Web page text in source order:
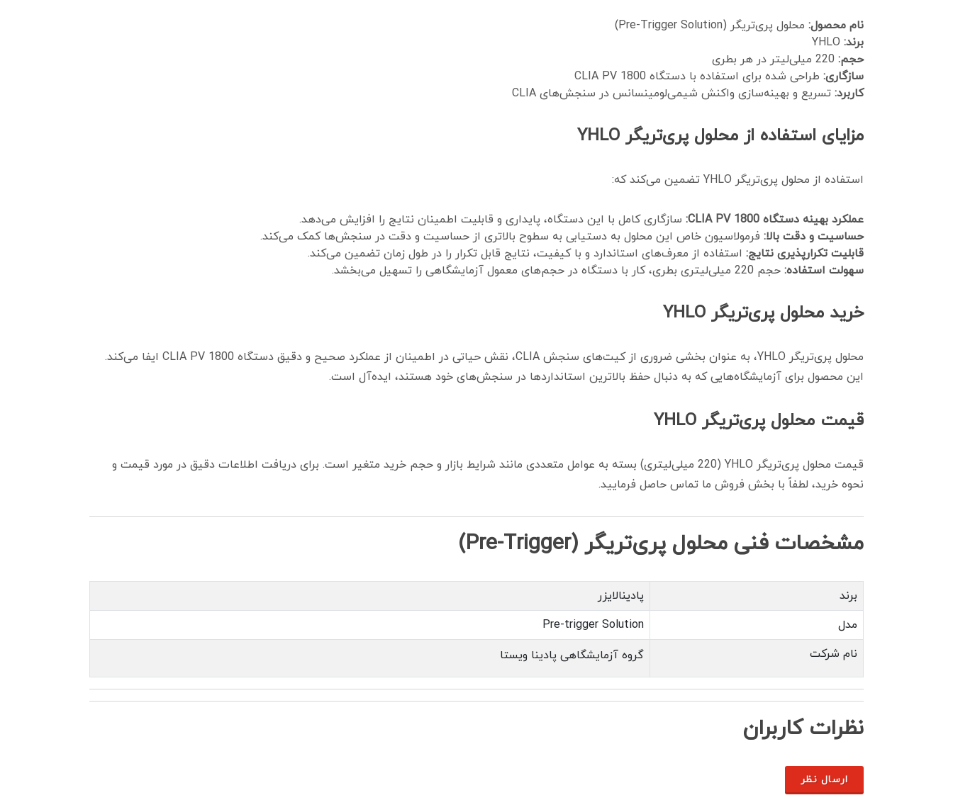
نام محصول: محلول پری‌تریگر (Pre-Trigger Solution)
برند:
حجم:
سازگاری: طراحی شده برای استفاده با دستگاه CLIA PV 1800
کاربرد: تسریع و بهینه‌سازی واکنش شیمی‌لومینسانس در سنجش‌های CLIA
مزایای استفاده از محلول پری‌تریگر YHLO
استفاده از محلول پری‌تریگر YHLO تضمین می‌کند که:
عملکرد بهینه دستگاه CLIA PV 1800:
سازگاری کامل با این دستگاه، پایداری و قابلیت اطمینان نتایج را افزایش می‌دهد.
حساسیت و دقت بالا: فرمولاسیون خاص این محلول به دستیابی به سطوح بالاتری از حساسیت و دقت در سنجش‌ها کمک می‌کند.
قابلیت تکرارپذیری نتایج: استفاده از معرف‌های استاندارد و با کیفیت، نتایج قابل تکرار را در طول زمان تضمین می‌کند.
سهولت استفاده: حجم 220 میلی‌لیتری بطری، کار با دستگاه در حجم‌های معمول آزمایشگاهی را تسهیل می‌بخشد.
خرید محلول پری‌تریگر YHLO
محلول پری‌تریگر YHLO، به عنوان بخشی ضروری از کیت‌های سنجش CLIA، نقش حیاتی در اطمینان از عملکرد صحیح و دقیق دستگاه CLIA PV 1800 ایفا می‌کند.
این محصول برای آزمایشگاه‌هایی که به دنبال حفظ بالاترین استانداردها در سنجش‌های خود هستند، ایده‌آل است.
قیمت محلول پری‌تریگر YHLO
قیمت محلول پری‌تریگر YHLO (220 میلی‌لیتری) بسته به عوامل متعددی مانند شرایط بازار و حجم خرید متغیر است. برای دریافت اطلاعات دقیق در مورد قیمت و
نحوه خرید، لطفاً با بخش فروش ما تماس حاصل فرمایید.
مشخصات فنی محلول پری‌تریگر (Pre-Trigger)
برند
پادینالایزر
مدل
Pre-trigger Solution
نام شرکت
گروه آزمایشگاهی پادینا ویستا
نظرات کاربران
ارسال نظر